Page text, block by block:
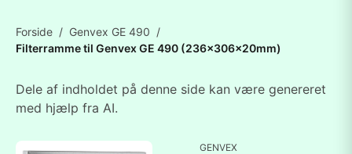
Forside / Genvex GE 490 /
Filterramme til Genvex GE 490 (236x306x20mm)
Dele af indholdet på denne side kan være genereret
med hjælp fra AI.
GENVEX